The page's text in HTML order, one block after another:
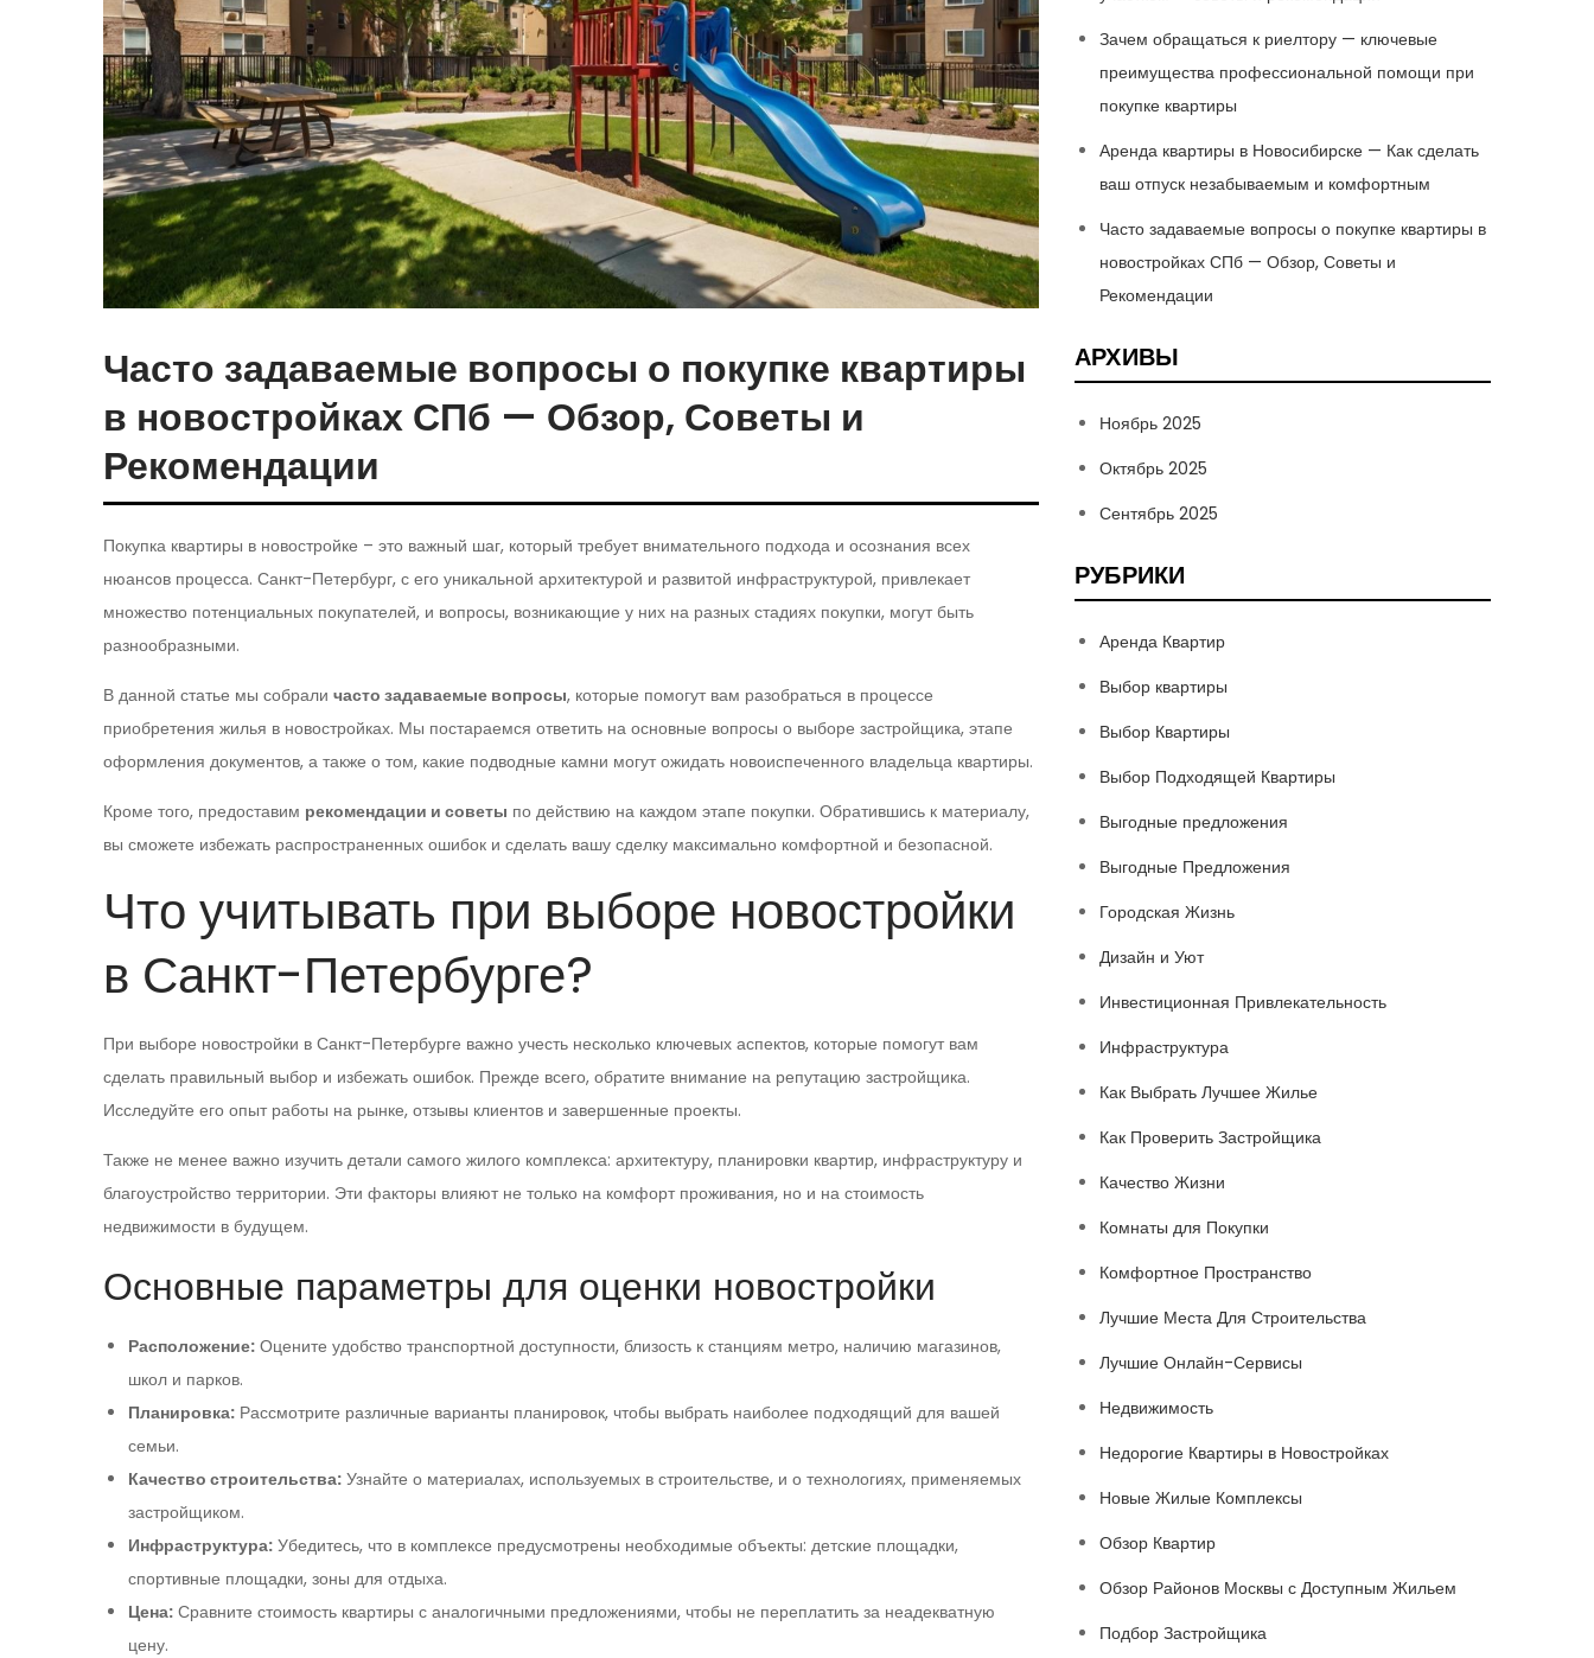
Часто задаваемые вопросы о покупке квартиры
в новостройках СПб — Обзор, Советы и
Рекомендации
Покупка квартиры в новостройке – это важный шаг, который требует внимательного подхода и осознания всех
нюансов процесса. Санкт-Петербург, с его уникальной архитектурой и развитой инфраструктурой, привлекает
множество потенциальных покупателей, и вопросы, возникающие у них на разных стадиях покупки, могут быть
разнообразными.
В данной статье мы собрали часто задаваемые вопросы, которые помогут вам разобраться в процессе
приобретения жилья в новостройках. Мы постараемся ответить на основные вопросы о выборе застройщика, этапе
оформления документов, а также о том, какие подводные камни могут ожидать новоиспеченного владельца квартиры.
Кроме того, предоставим рекомендации и советы по действию на каждом этапе покупки. Обратившись к материалу,
вы сможете избежать распространенных ошибок и сделать вашу сделку максимально комфортной и безопасной.
Что учитывать при выборе новостройки
в Санкт-Петербурге?
При выборе новостройки в Санкт-Петербурге важно учесть несколько ключевых аспектов, которые помогут вам
сделать правильный выбор и избежать ошибок. Прежде всего, обратите внимание на репутацию застройщика.
Исследуйте его опыт работы на рынке, отзывы клиентов и завершенные проекты.
Также не менее важно изучить детали самого жилого комплекса: архитектуру, планировки квартир, инфраструктуру и
благоустройство территории. Эти факторы влияют не только на комфорт проживания, но и на стоимость
недвижимости в будущем.
Основные параметры для оценки новостройки
Расположение: Оцените удобство транспортной доступности, близость к станциям метро, наличию магазинов,
школ и парков.
Планировка: Рассмотрите различные варианты планировок, чтобы выбрать наиболее подходящий для вашей
семьи.
Качество строительства: Узнайте о материалах, используемых в строительстве, и о технологиях, применяемых
застройщиком.
Инфраструктура: Убедитесь, что в комплексе предусмотрены необходимые объекты: детские площадки,
спортивные площадки, зоны для отдыха.
Цена: Сравните стоимость квартиры с аналогичными предложениями, чтобы не переплатить за неадекватную
цену.
Зачем обращаться к риелтору — ключевые
преимущества профессиональной помощи при
покупке квартиры
Аренда квартиры в Новосибирске — Как сделать
ваш отпуск незабываемым и комфортным
Часто задаваемые вопросы о покупке квартиры в
новостройках СПб — Обзор, Советы и
Рекомендации
АРХИВЫ
Ноябрь 2025
Октябрь 2025
Сентябрь 2025
РУБРИКИ
Аренда Квартир
Выбор квартиры
Выбор Квартиры
Выбор Подходящей Квартиры
Выгодные предложения
Выгодные Предложения
Городская Жизнь
Дизайн и Уют
Инвестиционная Привлекательность
Инфраструктура
Как Выбрать Лучшее Жилье
Как Проверить Застройщика
Качество Жизни
Комнаты для Покупки
Комфортное Пространство
Лучшие Места Для Строительства
Лучшие Онлайн-Сервисы
Недвижимость
Недорогие Квартиры в Новостройках
Новые Жилые Комплексы
Обзор Квартир
Обзор Районов Москвы с Доступным Жильем
Подбор Застройщика